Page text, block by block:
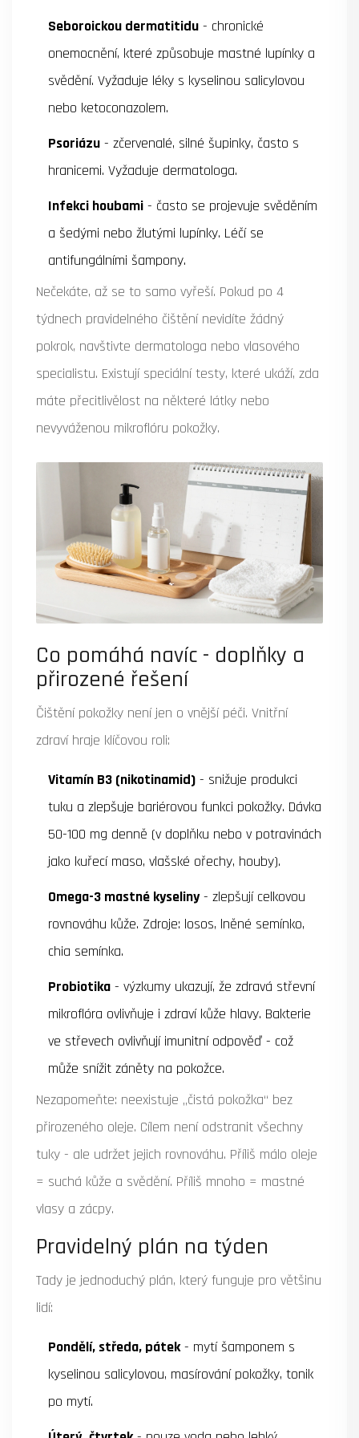
Seboroickou dermatitidu - chronické
onemocnění, které způsobuje mastné lupínky a
svědění. Vyžaduje léky s kyselinou salicylovou
nebo ketoconazolem.
Psoriázu - zčervenalé, silné šupinky, často s
hranicemi. Vyžaduje dermatologa.
Infekci houbami - často se projevuje svěděním
a šedými nebo žlutými lupínky. Léčí se
antifungálními šampony.
Nečekáte, až se to samo vyřeší. Pokud po 4
týdnech pravidelného čištění nevidíte žádný
pokrok, navštivte dermatologa nebo vlasového
specialistu. Existují speciální testy, které ukáží, zda
máte přecitlivělost na některé látky nebo
nevyváženou mikroflóru pokožky.
Co pomáhá navíc - doplňky a
přirozené řešení
Čištění pokožky není jen o vnější péči. Vnitřní
zdraví hraje klíčovou roli:
Vitamín B3 (nikotinamid) - snižuje produkci
tuku a zlepšuje bariérovou funkci pokožky. Dávka
50-100 mg denně (v doplňku nebo v potravinách
jako kuřecí maso, vlašské ořechy, houby).
Omega-3 mastné kyseliny- zlepšují celkovou
rovnováhu kůže. Zdroje: losos, lněné semínko,
chia semínka.
Probiotika - výzkumy ukazují, že zdravá střevní
mikroflóra ovlivňuje i zdraví kůže hlavy. Bakterie
ve střevech ovlivňují imunitní odpověď - což
může snížit záněty na pokožce.
Nezapomeňte: neexistuje „čistá pokožka“ bez
přirozeného oleje. Cílem není odstranit všechny
tuky - ale udržet jejich rovnováhu. Příliš málo oleje
= suchá kůže a svědění. Příliš mnoho = mastné
vlasy a zácpy.
Pravidelný plán na týden
Tady je jednoduchý plán, který funguje pro většinu
lidí:
Pondělí, středa, pátek- mytí šamponem s
kyselinou salicylovou, masírování pokožky, tonik
po mytí.